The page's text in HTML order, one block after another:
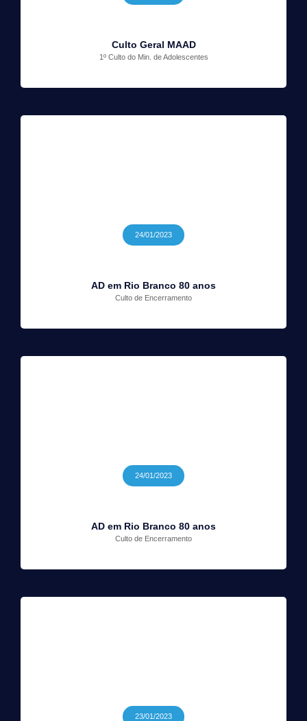
Culto Geral MAAD
1º Culto do Min. de Adolescentes
24/01/2023
AD em Rio Branco 80 anos
Culto de Encerramento
24/01/2023
AD em Rio Branco 80 anos
Culto de Encerramento
23/01/2023